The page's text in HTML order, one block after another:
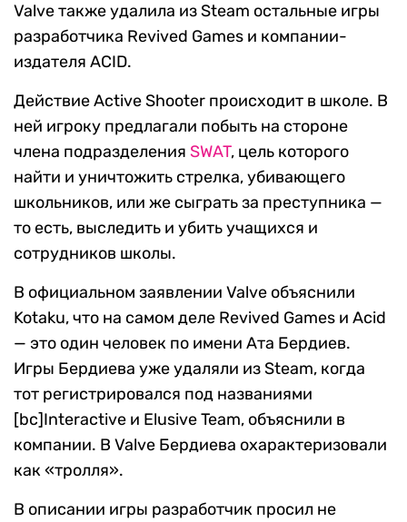
Valve также удалила из Steam остальные игры
разработчика Revived Games и компании-
издателя ACID.
Действие Active Shooter происходит в школе. В
ней игроку предлагали побыть на стороне
члена подразделения SWAT, цель которого
найти и уничтожить стрелка, убивающего
школьников, или же сыграть за преступника —
то есть, выследить и убить учащихся и
сотрудников школы.
В официальном заявлении Valve объяснили
Kotaku, что на самом деле Revived Games и Acid
— это один человек по имени Ата Бердиев.
Игры Бердиева уже удаляли из Steam, когда
тот регистрировался под названиями
[bc]Interactive и Elusive Team, объяснили в
компании. В Valve Бердиева охарактеризовали
как «тролля».
В описании игры разработчик просил не